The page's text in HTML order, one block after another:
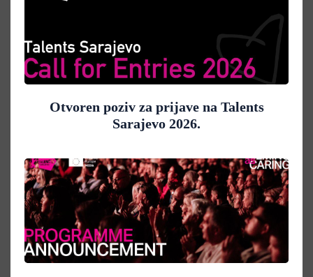
Otvoren poziv za prijave na Talents
Sarajevo 2026.